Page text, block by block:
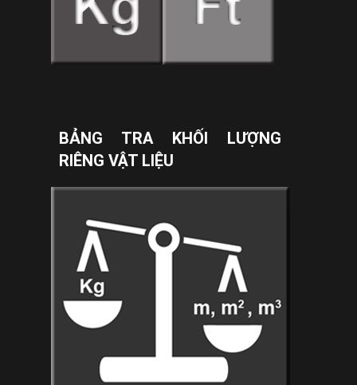
BẢNG TRA KHỐI LƯỢNG
RIÊNG VẬT LIỆU